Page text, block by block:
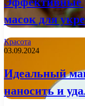
масок для
Красота
03.09.2024
Идеальный
наносить и